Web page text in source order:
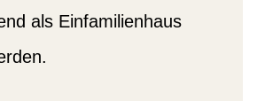
als Einfamilienhaus